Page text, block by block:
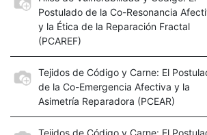
Postulado de la Co-Resonancia
y la Ética de la Reparación Fractal
(PCAREF)
Tejidos de Código y Carne: El
de la Co-Emergencia Afectiva y la
Asimetría Reparadora (PCEAR)
Tejidos de Código y Carne: El